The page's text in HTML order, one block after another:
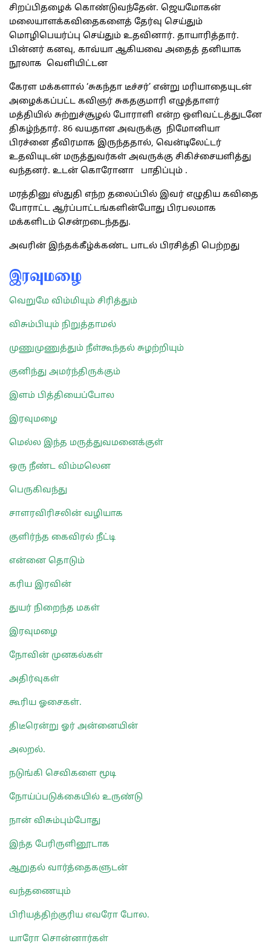
சிறப்பிதழைக் கொண்டுவந்தேன். ஜெயமோகன்
மலையாளக்கவிதைகளைத் தேர்வு செய்தும்
மொழிபெயர்ப்பு செய்தும் உதவினார். தாயாரித்தார்.
பின்னர் கனவு, காவ்யா ஆகியவை அதைத் தனியாக
நூலாக வெளியிட்டன
கேரள மக்களால் ‘சுகந்தா டீச்சர்’ என்று மரியாதையுடன்
அழைக்கப்பட்ட கவிஞர் சுகதகுமாரி எழுத்தாளர்
மத்தியில் சுற்றுச்சூழல் போராளி என்ற ஒளிவட்டத்துடனே
திகழ்ந்தார். 86 வயதான அவருக்கு நிமோனியா
பிரச்னை தீவிரமாக இருந்ததால், வென்டிலேட்டர்
உதவியுடன் மருத்துவர்கள் அவருக்கு சிகிச்சையளித்து
வந்தனர். உடன் கொரோனா பாதிப்பும் .
மரத்தினு ஸ்துதி எந்ற தலைப்பில் இவர் எழுதிய கவிதை
போராட்ட ஆர்ப்பாட்டங்களின்போது பிரபலமாக
மக்களிடம் சென்றடைந்தது.
அவரின் இந்தக்கீழ்க்கண்ட பாடல் பிரசித்தி பெற்றது
இரவுமழை
வெறுமே விம்மியும் சிரித்தும்
விசும்பியும் நிறுத்தாமல்
முணுமுணுத்தும் நீள்கூந்தல் சுழற்றியும்
குனிந்து அமர்ந்திருக்கும்
இளம் பித்தியைப்போல
இரவுமழை
மெல்ல இந்த மருத்துவமனைக்குள்
ஒரு நீண்ட விம்மலென
பெருகிவந்து
சாளரவிரிசலின் வழியாக
குளிர்ந்த கைவிரல் நீட்டி
என்னை தொடும்
கரிய இரவின்
துயர் நிறைந்த மகள்
இரவுமழை
நோவின் முனகல்கள்
அதிர்வுகள்
கூரிய ஓசைகள்.
திடீரென்று ஓர் அன்னையின்
அலறல்.
நடுங்கி செவிகளை மூடி
நோய்ப்படுக்கையில் உருண்டு
நான் விசும்பும்போது
இந்த பேரிருளினூடாக
ஆறுதல் வார்த்தைகளுடன்
வந்தணையும்
பிரியத்திற்குரிய எவரோ போல.
யாரோ சொன்னார்கள்